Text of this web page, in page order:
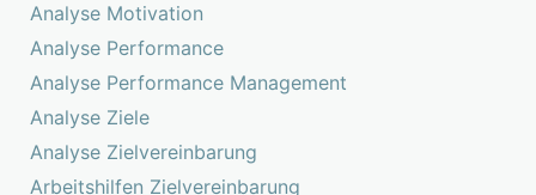
Analyse Motivation
Analyse Performance
Analyse Performance Management
Analyse Ziele
Analyse Zielvereinbarung
Arbeitshilfen Zielvereinbarung